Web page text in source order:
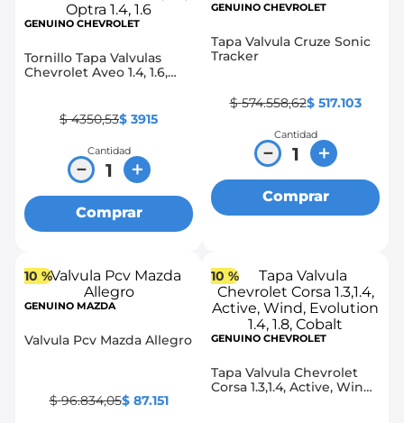
.
sail
.
chevrolet spark gt
chevrolet sail
GENUINO CHEVROLET
Tornillo Tapa Valvulas
Chevrolet Aveo 1.4, 1.6,
$ 4350,53$ 3915
Cantidad
＋
－
Comprar
GENUINO CHEVROLET
Tapa Valvula Cruze Sonic
Tracker
$ 574.558,62$ 517.103
Cantidad
＋
－
Comprar
10 %
GENUINO MAZDA
Valvula Pcv Mazda Allegro
$ 96.834,05$ 87.151
10 %
GENUINO CHEVROLET
Tapa Valvula Chevrolet
Corsa 1.3,1.4, Active, Wind,